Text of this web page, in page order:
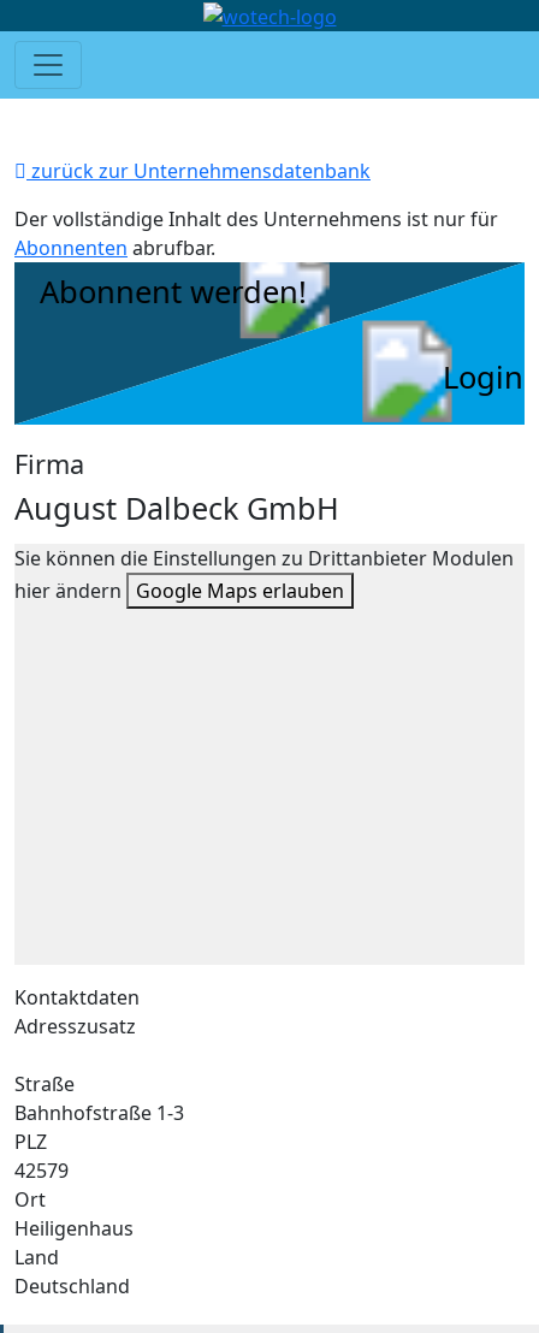
zurück zur Unternehmensdatenbank
Der vollständige Inhalt des Unternehmens ist nur für
Abonnenten abrufbar.
Abonnent werden!
Login
Firma
August Dalbeck GmbH
Sie können die Einstellungen zu Drittanbieter Modulen
hier ändern
Google Maps erlauben
Kontaktdaten
Adresszusatz
Straße
Bahnhofstraße 1-3
PLZ
42579
Ort
Heiligenhaus
Land
Deutschland